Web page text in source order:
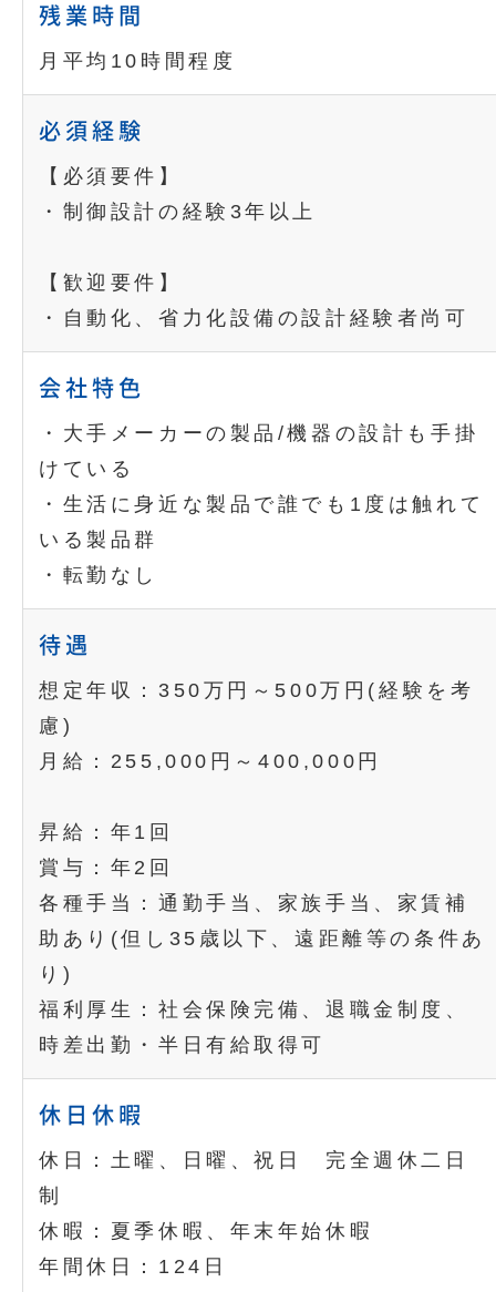
残業時間
月平均10時間程度
必須経験
【必須要件】
・制御設計の経験3年以上
【歓迎要件】
・自動化、省力化設備の設計経験者尚可
会社特色
・大手メーカーの製品/機器の設計も手掛
けている
・生活に身近な製品で誰でも1度は触れて
いる製品群
・転勤なし
待遇
想定年収：350万円～500万円(経験を考
慮)
月給：255,000円～400,000円
昇給：年1回
賞与：年2回
各種手当：通勤手当、家族手当、家賃補
助あり(但し35歳以下、遠距離等の条件あ
り)
福利厚生：社会保険完備、退職金制度、
時差出勤・半日有給取得可
休日休暇
休日：土曜、日曜、祝日 完全週休二日
制
休暇：夏季休暇、年末年始休暇
年間休日：124日